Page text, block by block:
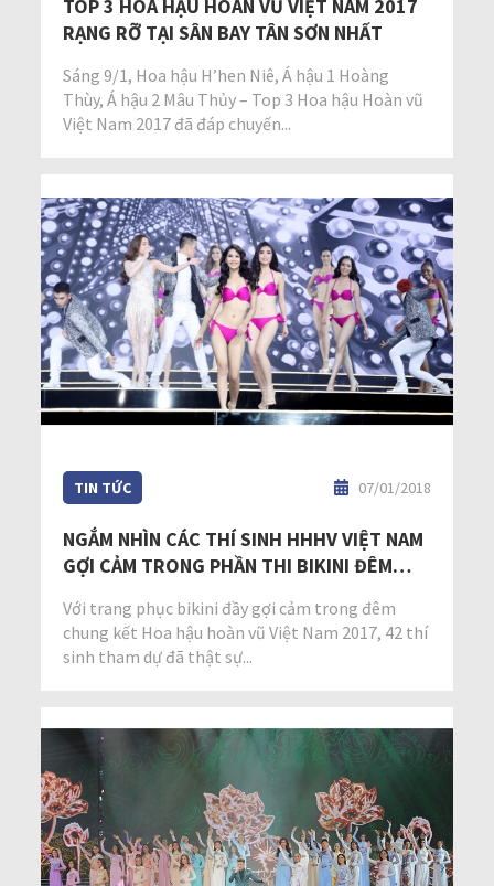
TOP 3 HOA HẬU HOÀN VŨ VIỆT NAM 2017
RẠNG RỠ TẠI SÂN BAY TÂN SƠN NHẤT
Sáng 9/1, Hoa hậu H’hen Niê, Á hậu 1 Hoàng
Thùy, Á hậu 2 Mâu Thủy – Top 3 Hoa hậu Hoàn vũ
Việt Nam 2017 đã đáp chuyến...
TIN TỨC 07/01/2018
NGẮM NHÌN CÁC THÍ SINH HHHV VIỆT NAM
GỢI CẢM TRONG PHẦN THI BIKINI ĐÊM
Với trang phục bikini đầy gợi cảm trong đêm
chung kết Hoa hậu hoàn vũ Việt Nam 2017, 42 thí
sinh tham dự đã thật sự...